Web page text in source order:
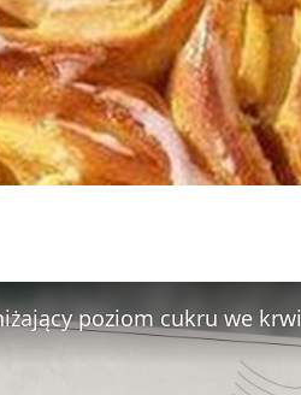
poziom cukru we krwi